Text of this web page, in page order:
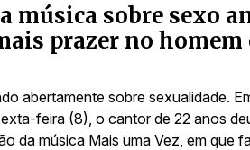
música sobre sexo
prazer no homem
abertamente sobre sexualidade.
feira (8), o cantor de 22 anos
da música Mais uma Vez, em que